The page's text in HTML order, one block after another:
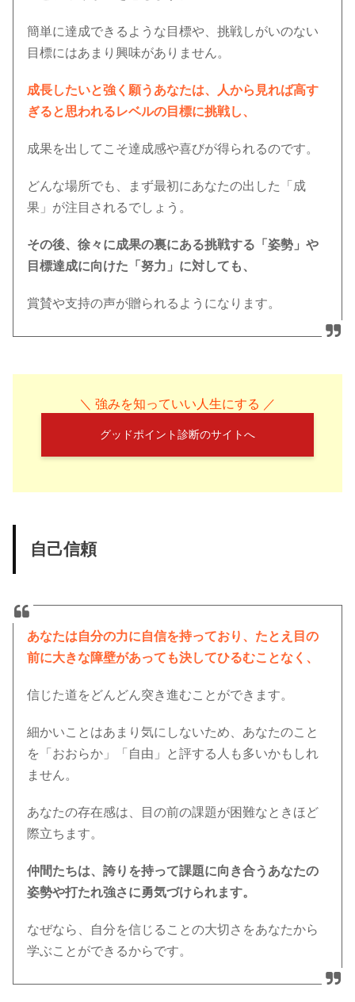
簡単に達成できるような目標や、挑戦しがいのない
目標にはあまり興味がありません。
成長したいと強く願うあなたは、人から見れば高す
ぎると思われるレベルの目標に挑戦し、
成果を出してこそ達成感や喜びが得られるのです。
どんな場所でも、まず最初にあなたの出した「成
果」が注目されるでしょう。
その後、徐々に成果の裏にある挑戦する「姿勢」や
目標達成に向けた「努力」に対しても、
賞賛や支持の声が贈られるようになります。
＼ 強みを知っていい人生にする ／
グッドポイント診断のサイトへ
自己信頼
あなたは自分の力に自信を持っており、たとえ目の
前に大きな障壁があっても決してひるむことなく、
信じた道をどんどん突き進むことができます。
細かいことはあまり気にしないため、あなたのこと
を「おおらか」「自由」と評する人も多いかもしれ
ません。
あなたの存在感は、目の前の課題が困難なときほど
際立ちます。
仲間たちは、誇りを持って課題に向き合うあなたの
姿勢や打たれ強さに勇気づけられます。
なぜなら、自分を信じることの大切さをあなたから
学ぶことができるからです。